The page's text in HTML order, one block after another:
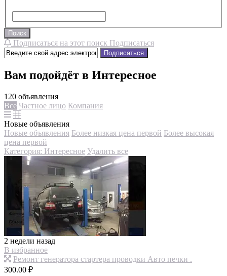
Поиск
Подписаться на этот поиск Подписаться
Подписаться
Вам подойдёт в Интересное
120 объявления
Все Частное лицо Компания
Новые объявления
Новые объявления Более низкая цена первой Более высокая
цена первой
Категория: Интересное Удалить все
2 недели назад
В избранное
Ремонт генератора стартера проводки Авто печки .
300.00 ₽